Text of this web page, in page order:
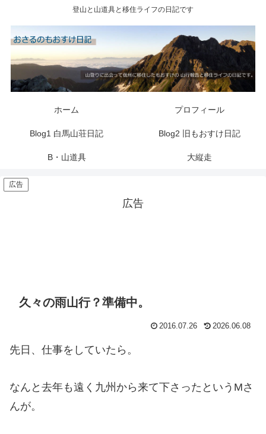
登山と山道具と移住ライフの日記です
ホーム プロフィール
Blog1 白馬山荘日記 Blog2 旧もおすけ日記
B・山道具 大縦走
広告
広告
久々の雨山行？準備中。
2016.07.26 2026.06.08
先日、仕事をしていたら。
なんと去年も遠く九州から来て下さったというMさ
んが。